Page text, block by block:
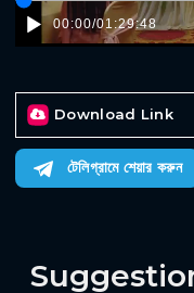
00:00/01:29:48
Download Link
টেলিগ্রামে শেয়ার করুন